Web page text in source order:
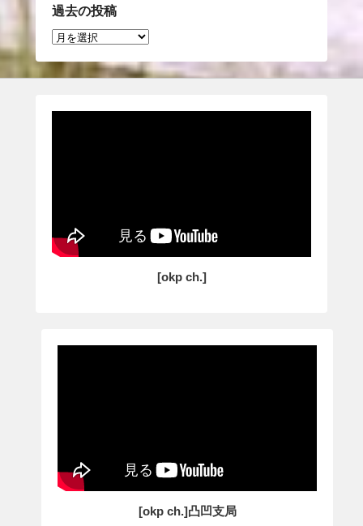
過去の投稿
過
投
[okp ch.]
[okp ch.]凸凹支局